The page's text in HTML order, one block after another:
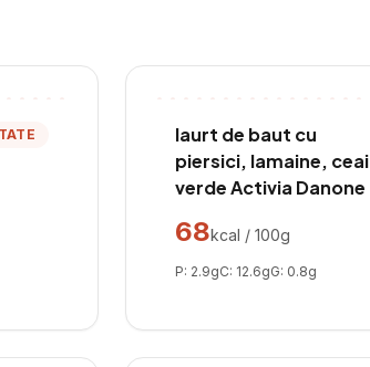
Iaurt de baut cu
piersici, lamaine, ceai
verde Activia Danone
68kcal / 100g
P: 2.9gC: 12.6gG: 0.8g